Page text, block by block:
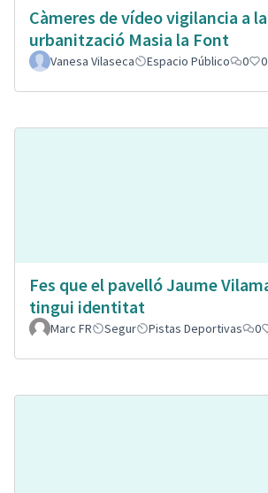
Càmeres de vídeo vigilancia a la
urbanització Masia la Font
Vanesa Vilaseca Espacio Público 0 0
Fes que el pavelló Jaume
tingui identitat
Marc FR Segur Pistas Deportivas 0